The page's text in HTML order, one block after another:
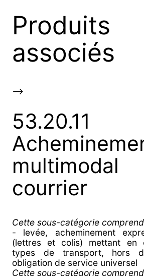
Produits
associés
-->
53.20.11
courrier
Cette sous-catégorie comprend
- levée, acheminement
(lettres et colis) mettant en
types de transport, hors
obligation de service universel
Cette sous-catégorie